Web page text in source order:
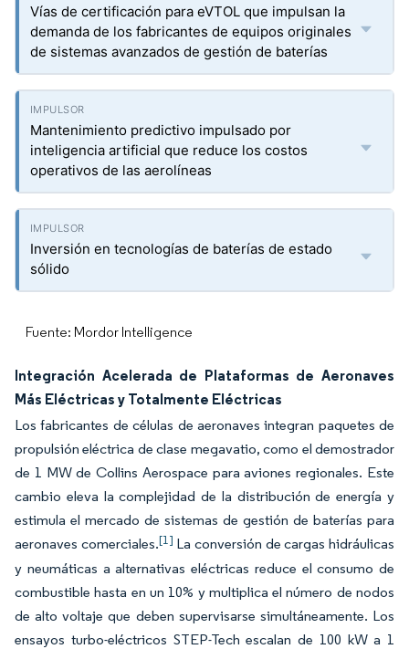
Vías de certificación para eVTOL que impulsan la
demanda de los fabricantes de equipos originales
de sistemas avanzados de gestión de baterías
Mantenimiento predictivo impulsado por
inteligencia artificial que reduce los costos
operativos de las aerolíneas
Inversión en tecnologías de baterías de estado
sólido
Fuente: Mordor Intelligence
Integración Acelerada de Plataformas de Aeronaves
Más Eléctricas y Totalmente Eléctricas
Los fabricantes de células de aeronaves integran paquetes de
propulsión eléctrica de clase megavatio, como el demostrador
de 1 MW de Collins Aerospace para aviones regionales. Este
cambio eleva la complejidad de la distribución de energía y
estimula el mercado de sistemas de gestión de baterías para
aeronaves comerciales.[1] La conversión de cargas hidráulicas
y neumáticas a alternativas eléctricas reduce el consumo de
combustible hasta en un 10% y multiplica el número de nodos
de alto voltaje que deben supervisarse simultáneamente. Los
ensayos turbo-eléctricos STEP-Tech escalan de 100 kW a 1